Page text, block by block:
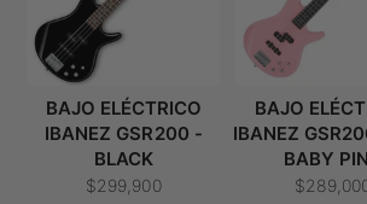
BAJO ELÉCTRICO
IBANEZ GSR200 -
BLACK
$299,900
BAJO
IBANEZ
BABY